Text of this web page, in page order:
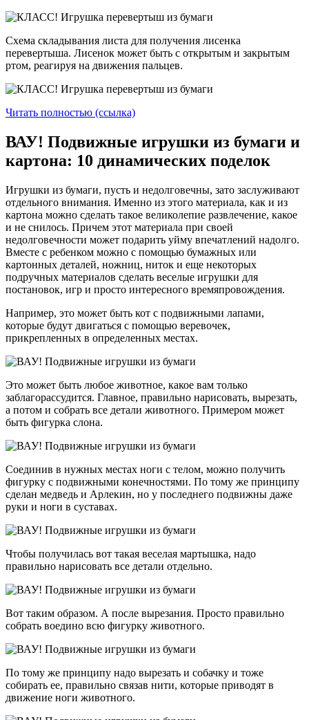
Схема складывания листа для получения лисенка
перевертыша. Лисенок может быть с открытым и закрытым
ртом, реагируя на движения пальцев.
Читать полностью (ссылка)
ВАУ! Подвижные игрушки из бумаги и
картона: 10 динамических поделок
Игрушки из бумаги, пусть и недолговечны, зато заслуживают
отдельного внимания. Именно из этого материала, как и из
картона можно сделать такое великолепие развлечение, какое
и не снилось. Причем этот материала при своей
недолговечности может подарить уйму впечатлений надолго.
Вместе с ребенком можно с помощью бумажных или
картонных деталей, ножниц, ниток и еще некоторых
подручных материалов сделать веселые игрушки для
постановок, игр и просто интересного времяпровождения.
Например, это может быть кот с подвижными лапами,
которые будут двигаться с помощью веревочек,
прикрепленных в определенных местах.
Это может быть любое животное, какое вам только
заблагорассудится. Главное, правильно нарисовать, вырезать,
а потом и собрать все детали животного. Примером может
быть фигурка слона.
Соединив в нужных местах ноги с телом, можно получить
фигурку с подвижными конечностями. По тому же принципу
сделан медведь и Арлекин, но у последнего подвижны даже
руки и ноги в суставах.
Чтобы получилась вот такая веселая мартышка, надо
правильно нарисовать все детали отдельно.
Вот таким образом. А после вырезания. Просто правильно
собрать воедино всю фигурку животного.
По тому же принципу надо вырезать и собачку и тоже
собирать ее, правильно связав нити, которые приводят в
движение ноги животного.